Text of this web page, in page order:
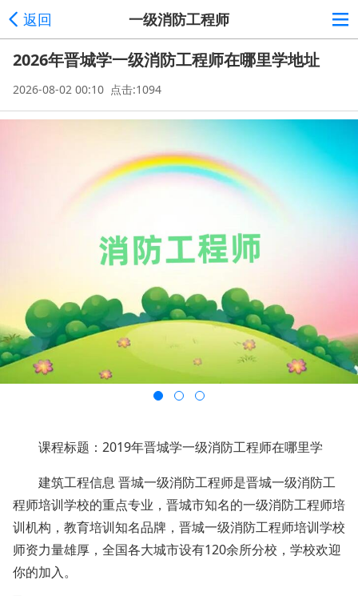
返回 一级消防工程师
2026年晋城学一级消防工程师在哪里学地址
2026-08-02 00:10 点击:1094
课程标题：2019年晋城学一级消防工程师在哪里学
建筑工程信息 晋城一级消防工程师是晋城一级消防工
程师培训学校的重点专业，晋城市知名的一级消防工程师培
训机构，教育培训知名品牌，晋城一级消防工程师培训学校
师资力量雄厚，全国各大城市设有120余所分校，学校欢迎
你的加入。